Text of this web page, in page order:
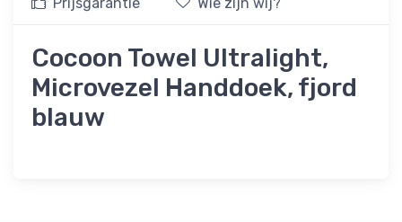
Prijsgarantie Wie zijn wij?
Cocoon Towel Ultralight,
Microvezel Handdoek, fjord
blauw